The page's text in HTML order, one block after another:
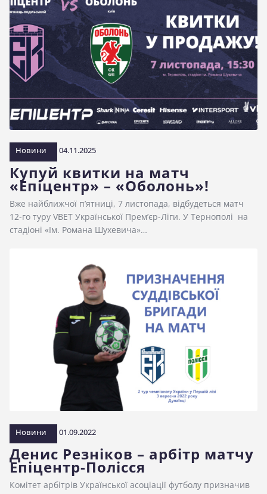
Новини 04.11.2025
Купуй квитки на матч
«Епіцентр» – «Оболонь»!
Вже найближчої п’ятниці, 7 листопада, відбудеться матч
12-го туру VBET Української Прем’єр-Ліги. У Тернополі на
стадіоні «Ім. Романа Шухевича»…
Новини 01.09.2022
Денис Резніков – арбітр матчу
Епіцентр-Полісся
Комітет арбітрів Української асоціації футболу призначив